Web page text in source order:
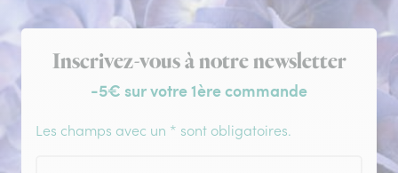
Inscription à la newsletter
Inscrivez-vous à notre newsletter
-5€ sur votre 1ère commande
Les champs avec un * sont obligatoires.